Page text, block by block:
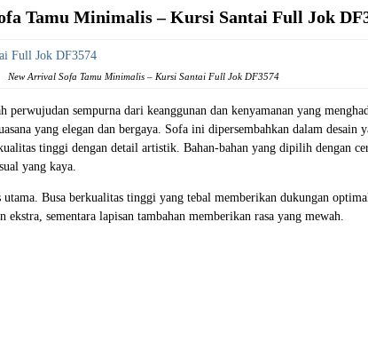
Tamu Minimalis– Kursi Santai Full Jok
New Arrival Sofa Tamu Minimalis – Kursi Santai Full Jok DF3574
sempurna dari keanggunan dan kenyamanan yang
yang elegan dan bergaya. Sofa ini dipersembahkan dalam desain
tinggi dengan detail artistik. Bahan-bahan yang dipilih dengan
yang kaya.
Busa berkualitas tinggi yang tebal memberikan dukungan
sementara lapisan tambahan memberikan rasa yang mewah.